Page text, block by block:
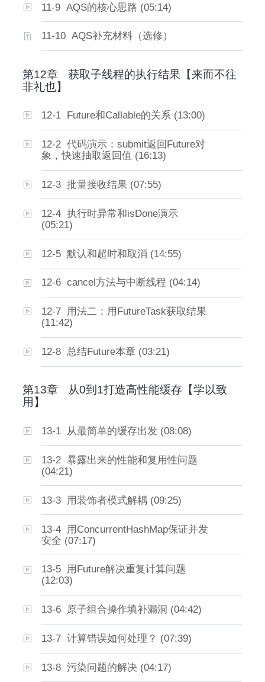
11-9 AQS的核心思路 (05:14)
11-10 AQS补充材料（选修）
第12章
获取子线程的执行结果【来而不往
非礼也】
12-1 Future和Callable的关系 (13:00)
12-2 代码演示：submit返回Future对
象，快速抽取返回值 (16:13)
12-3 批量接收结果 (07:55)
12-4 执行时异常和isDone演示
(05:21)
12-5 默认和超时和取消 (14:55)
12-6 cancel方法与中断线程 (04:14)
12-7 用法二：用FutureTask获取结果
(11:42)
12-8 总结Future本章 (03:21)
第13章
从0到1打造高性能缓存【学以致
用】
13-1 从最简单的缓存出发 (08:08)
13-2 暴露出来的性能和复用性问题
(04:21)
13-3 用装饰者模式解耦 (09:25)
13-4 用ConcurrentHashMap保证并发
安全 (07:17)
13-5 用Future解决重复计算问题
(12:03)
13-6 原子组合操作填补漏洞 (04:42)
13-7 计算错误如何处理？ (07:39)
13-8 污染问题的解决 (04:17)